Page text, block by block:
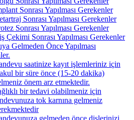
Sonrası Yapılması Gerekenler
Sonrası Yapılması Gerekenler
Sonrası Yapılması Gerekenler
Çekimi Sonrası Yapılması Gerekenler
Gelmeden Önce Yapılması
saatinize kayıt işlemleriniz için
bir süre önce (15-20 dakika)
önem arz etmektedir.
bir tedavi olabilmeniz için
tok karnına gelmeniz
gelmeden önce dişlerinizi